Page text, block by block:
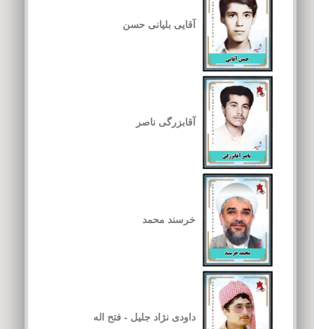
آقایی بلیانی حسن
آقابزرگی ناصر
خرسند محمد
داودی نژاد جلیل - فتح اله